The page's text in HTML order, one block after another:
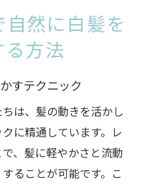
然に白髪を
方法
すテクニック
は、髪の動きを活かし
に精通しています。レ
、髪に軽やかさと流動
ることが可能です。こ